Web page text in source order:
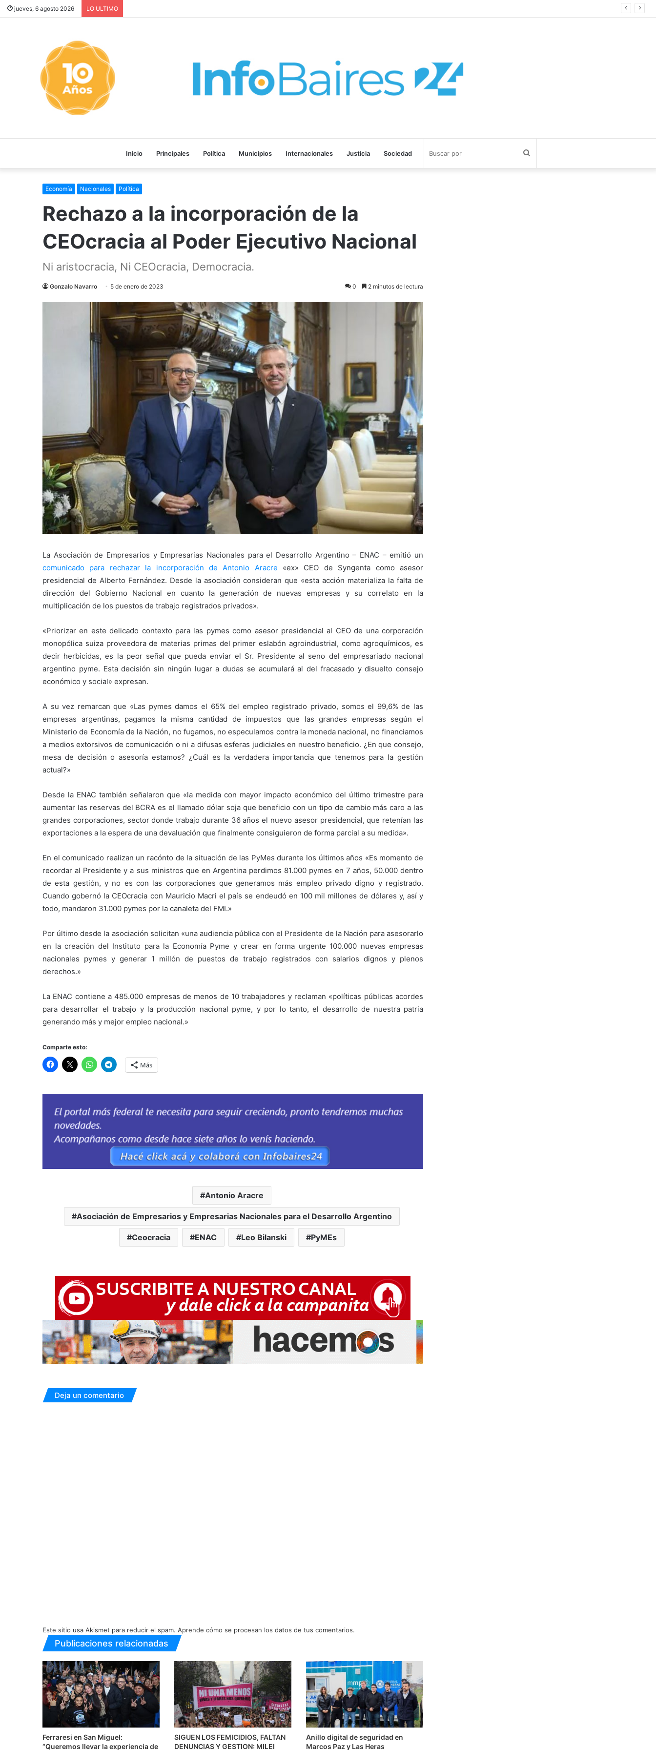
jueves, 6 agosto 2026 LO ULTIMO
Inicio Principales Política Municipios Internacionales Justicia Sociedad
Economía Nacionales Política
Rechazo a la incorporación de la
CEOcracia al Poder Ejecutivo Nacional
Ni aristocracia, Ni CEOcracia, Democracia.
Gonzalo Navarro 5 de enero de 2023 0 2 minutos de lectura
La Asociación de Empresarios y Empresarias Nacionales para el Desarrollo Argentino – ENAC – emitió un
comunicado para rechazar la incorporación de Antonio Aracre «ex» CEO de Syngenta como asesor
presidencial de Alberto Fernández. Desde la asociación consideran que «esta acción materializa la falta de
dirección del Gobierno Nacional en cuanto la generación de nuevas empresas y su correlato en la
multiplicación de los puestos de trabajo registrados privados».
«Priorizar en este delicado contexto para las pymes como asesor presidencial al CEO de una corporación
monopólica suiza proveedora de materias primas del primer eslabón agroindustrial, como agroquímicos, es
decir herbicidas, es la peor señal que pueda enviar el Sr. Presidente al seno del empresariado nacional
argentino pyme. Esta decisión sin ningún lugar a dudas se acumulará al del fracasado y disuelto consejo
económico y social» expresan.
A su vez remarcan que «Las pymes damos el 65% del empleo registrado privado, somos el 99,6% de las
empresas argentinas, pagamos la misma cantidad de impuestos que las grandes empresas según el
Ministerio de Economía de la Nación, no fugamos, no especulamos contra la moneda nacional, no financiamos
a medios extorsivos de comunicación o ni a difusas esferas judiciales en nuestro beneficio. ¿En que consejo,
mesa de decisión o asesoría estamos? ¿Cuál es la verdadera importancia que tenemos para la gestión
actual?»
Desde la ENAC también señalaron que «la medida con mayor impacto económico del último trimestre para
aumentar las reservas del BCRA es el llamado dólar soja que beneficio con un tipo de cambio más caro a las
grandes corporaciones, sector donde trabajo durante 36 años el nuevo asesor presidencial, que retenían las
exportaciones a la espera de una devaluación que finalmente consiguieron de forma parcial a su medida».
En el comunicado realizan un racónto de la situación de las PyMes durante los últimos años «Es momento de
recordar al Presidente y a sus ministros que en Argentina perdimos 81.000 pymes en 7 años, 50.000 dentro
de esta gestión, y no es con las corporaciones que generamos más empleo privado digno y registrado.
Cuando gobernó la CEOcracia con Mauricio Macri el país se endeudó en 100 mil millones de dólares y, así y
todo, mandaron 31.000 pymes por la canaleta del FMI.»
Por último desde la asociación solicitan «una audiencia pública con el Presidente de la Nación para asesorarlo
en la creación del Instituto para la Economía Pyme y crear en forma urgente 100.000 nuevas empresas
nacionales pymes y generar 1 millón de puestos de trabajo registrados con salarios dignos y plenos
derechos.»
La ENAC contiene a 485.000 empresas de menos de 10 trabajadores y reclaman «políticas públicas acordes
para desarrollar el trabajo y la producción nacional pyme, y por lo tanto, el desarrollo de nuestra patria
generando más y mejor empleo nacional.»
Comparte esto:
Más
Antonio Aracre
Asociación de Empresarios y Empresarias Nacionales para el Desarrollo Argentino
Ceocracia ENAC Leo Bilanski PyMEs
Deja un comentario
Este sitio usa Akismet para reducir el spam. Aprende cómo se procesan los datos de tus comentarios.
Publicaciones relacionadas
Ferraresi en San Miguel:
“Queremos llevar la experiencia de
SIGUEN LOS FEMICIDIOS, FALTAN
DENUNCIAS Y GESTION: MILEI
Anillo digital de seguridad en
Marcos Paz y Las Heras